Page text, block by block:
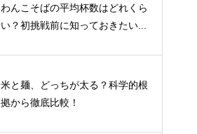
わんこそばの平均杯数はどれくら
い？初挑戦前に知っておきたい...
米と麺、どっちが太る？科学的根
拠から徹底比較！